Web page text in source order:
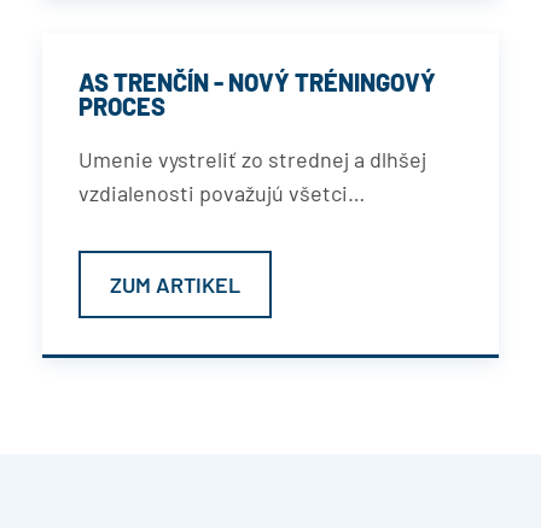
AS TRENČÍN - NOVÝ TRÉNINGOVÝ
PROCES
Umenie vystreliť zo strednej a dlhšej
vzdialenosti považujú všetci…
ZUM ARTIKEL